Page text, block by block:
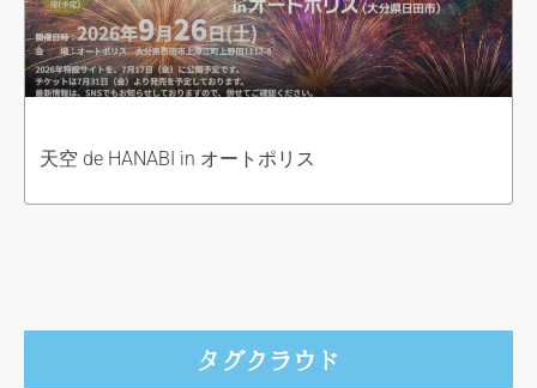
天空 de HANABI in オートポリス
タグクラウド